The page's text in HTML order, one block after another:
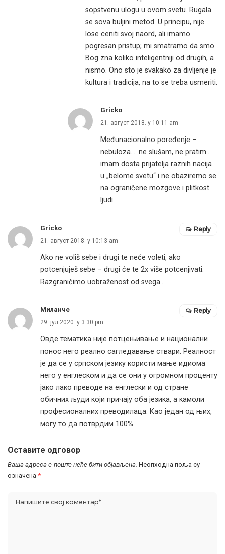
sopstvenu ulogu u ovom svetu. Rugala
se sova buljini metod. U principu, nije
lose ceniti svoj naord, ali imamo
pogresan pristup; mi smatramo da smo
Bog zna koliko inteligentniji od drugih, a
nismo. Ono sto je svakako za divljenje je
kultura i tradicija, na to se treba usmeriti.
Gricko
21. август 2018. у 10:11 am
Međunacionalno poređenje –
nebuloza…. ne slušam, ne pratim…
imam dosta prijatelja raznih nacija
u „belome svetu“ i ne obaziremo se
na ograničene mozgove i plitkost
ljudi.
Gricko
21. август 2018. у 10:13 am
Ako ne voliš sebe i drugi te neće voleti, ako
potcenjuješ sebe – drugi će te 2x više potcenjivati.
Razgraničimo uobraženost od svega…
Reply
Миланче
29. јул 2020. у 3:30 pm
Овде тематика није потцењивање и национални
понос него реално сагледавање ствари. Реалност
је да се у српском језику користи мање идиома
него у енглеском и да се они у огромном проценту
јако лако преводе на енглески и од стране
обичних људи који причају оба језика, а камоли
професионалних преводилаца. Као један од њих,
могу то да потврдим 100%.
Reply
Оставите одговор
Ваша адреса е-поште неће бити објављена. Неопходна поља су
означена *